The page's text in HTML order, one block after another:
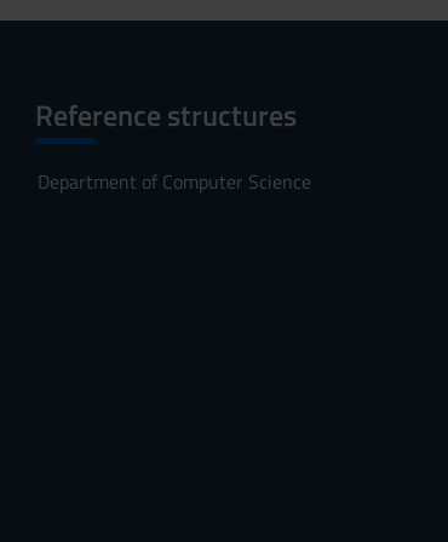
Reference structures
Department of Computer Science